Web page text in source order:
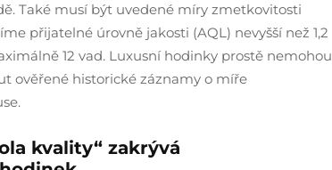
Také musí být uvedené míry zmetkovitosti
přijatelné úrovně jakosti (AQL) nevyšší než 1,2
12 vad. Luxusní hodinky prostě nemohou
ověřené historické záznamy o míře
kvality“ zakrývá